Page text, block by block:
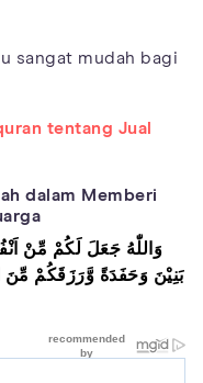
sangat mudah bagi
tentang Jual
dalam Memberi
وَاللّٰهُ جَعَلَ لَكُمْ مِّنْ
بَنِيْنَ وَحَفَدَةً وَّرَزَقَكُمْ مِّنَ